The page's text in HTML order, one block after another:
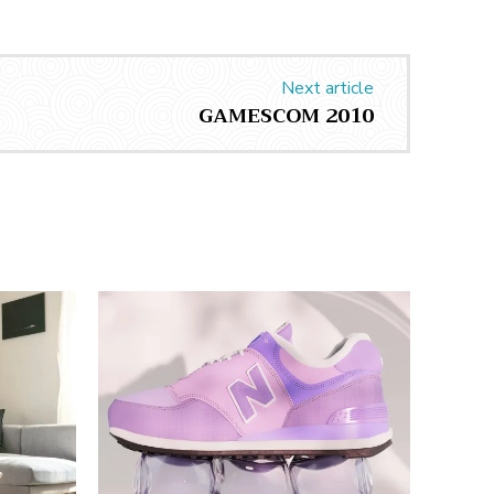
Next article
GAMESCOM 2010